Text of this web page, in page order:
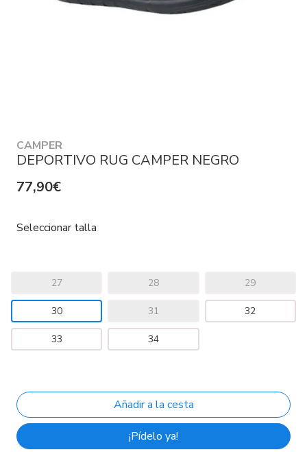
CAMPER
DEPORTIVO RUG CAMPER NEGRO
77,90€
Seleccionar talla
27 28 29
30 31 32
33 34
¡Pídelo ya!